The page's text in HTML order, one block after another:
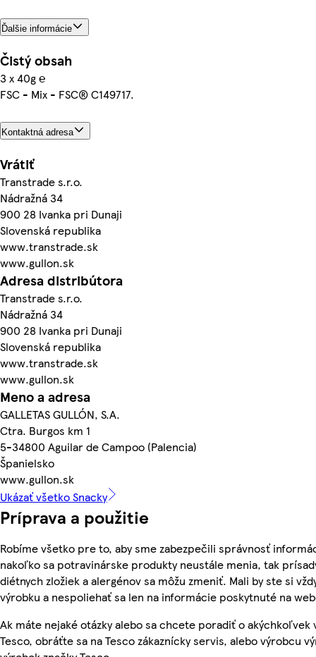
Ďalšie informácie
Čistý obsah
3 x 40g ℮
FSC - Mix - FSC® C149717.
Kontaktná adresa
Vrátiť
Transtrade s.r.o.
Nádražná 34
900 28 Ivanka pri Dunaji
Slovenská republika
www.transtrade.sk
www.gullon.sk
Adresa distribútora
Transtrade s.r.o.
Nádražná 34
900 28 Ivanka pri Dunaji
Slovenská republika
www.transtrade.sk
www.gullon.sk
Meno a adresa
GALLETAS GULLÓN, S.A.
Ctra. Burgos km 1
5-34800 Aguilar de Campoo (Palencia)
Španielsko
www.gullon.sk
Ukázať všetko Snacky
Príprava a použitie
Robíme všetko pre to, aby sme zabezpečili správnosť
nakoľko sa potravinárske produkty neustále menia, tak
diétnych zložiek a alergénov sa môžu zmeniť. Mali by ste si
výrobku a nespoliehať sa len na informácie poskytnuté na
Ak máte nejaké otázky alebo sa chcete poradiť o akýchkoľvek
Tesco, obráťte sa na Tesco zákaznícky servis, alebo výrobcu